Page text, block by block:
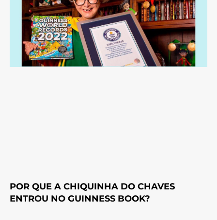
POR QUE A CHIQUINHA DO CHAVES
ENTROU NO GUINNESS BOOK?